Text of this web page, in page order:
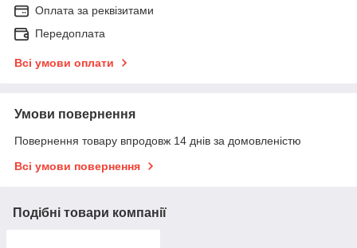
Оплата за реквізитами
Передоплата
Всі умови оплати
Умови повернення
Повернення товару впродовж 14 днів за домовленістю
Всі умови повернення
Подібні товари компанії